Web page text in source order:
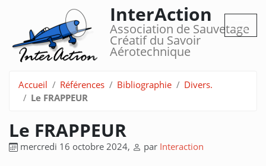
InterAction
Association de Sauvetage
Créatif du Savoir
Aérotechnique
Accueil Références Bibliographie
Divers.
Le FRAPPEUR
Le FRAPPEUR
mercredi 16 octobre 2024, par Interaction